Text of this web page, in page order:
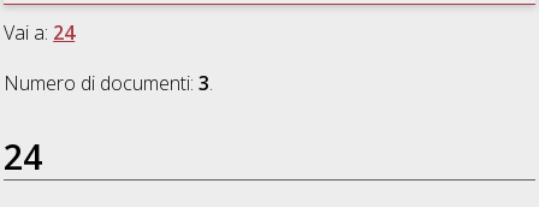
Vai a: 24
Numero di documenti:3.
24